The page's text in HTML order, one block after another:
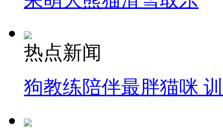
热点新闻
狗教练陪伴最胖猫咪